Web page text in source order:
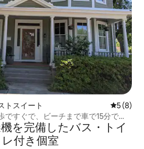
トスイート レビュー
5 (8)
ですぐで、ビーチまで車で15分で
を完備したバス・トイ
レ付き個室